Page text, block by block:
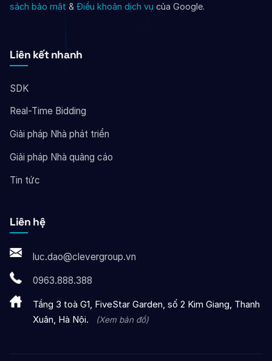
sách bảo mật & Điều khoản dịch vụ của Google.
Liên kết nhanh
SDK
Real-Time Bidding
Giải pháp Nhà phát triển
Giải pháp Nhà quảng cáo
Tin tức
Liên hệ
luc.dao@clevergroup.vn
0963.888.388
Tầng 3 toà G1, FiveStar Garden, số 2 Kim Giang, Thanh
Xuân, Hà Nội.
(Xem bản đồ)